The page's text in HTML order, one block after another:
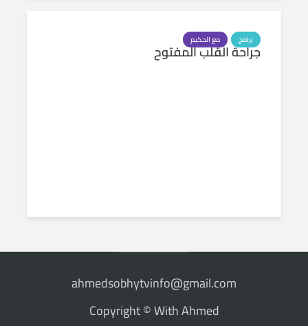
برامج مع الحكيم
جراحة القلب المفتوح
ahmedsobhytvinfo@gmail.com
Copyright © With Ahmed